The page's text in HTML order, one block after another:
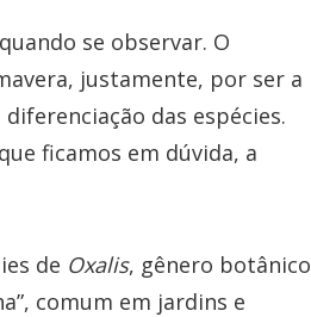
se observar. O
justamente, por ser a
das espécies.
ficamos em dúvida, a
de Oxalis, gênero botânico
comum em jardins e